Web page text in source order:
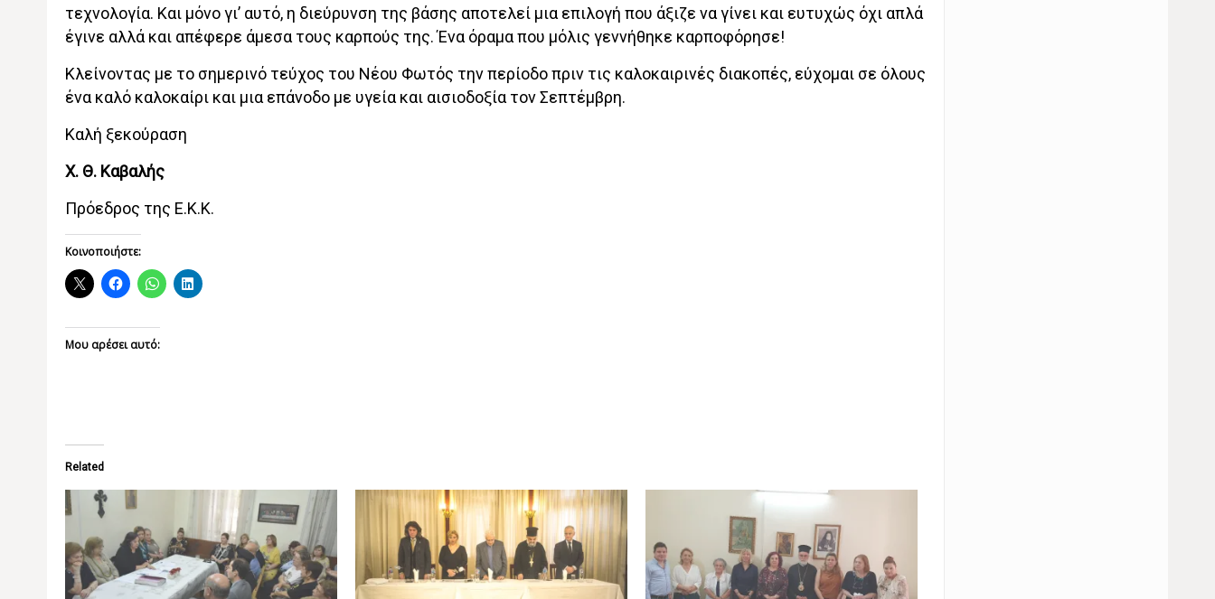
τεχνολογία. Και μόνο γι’ αυτό, η διεύρυνση της βάσης αποτελεί μια επιλογή που άξιζε να γίνει και ευτυχώς όχι απλά
έγινε αλλά και απέφερε άμεσα τους καρπούς της. Ένα όραμα που μόλις γεννήθηκε καρποφόρησε!
Κλείνοντας με το σημερινό τεύχος του Νέου Φωτός την περίοδο πριν τις καλοκαιρινές διακοπές, εύχομαι σε όλους
ένα καλό καλοκαίρι και μια επάνοδο με υγεία και αισιοδοξία τον Σεπτέμβρη.
Καλή ξεκούραση
Χ. Θ. Καβαλής
Πρόεδρος της Ε.Κ.Κ.
Κοινοποιήστε:
Μου αρέσει αυτό:
Related